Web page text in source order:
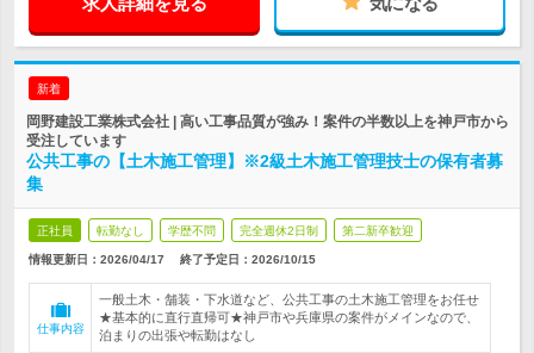
新着
岡野建設工業株式会社 | 高い工事品質が強み！案件の半数以上を神戸市から
受注しています
公共工事の【土木施工管理】※2級土木施工管理技士の保有者募
集
正社員 転勤なし 学歴不問 完全週休2日制 第二新卒歓迎
情報更新日：2026/04/17 終了予定日： 2026/10/15
仕事内容
一般土木・舗装・下水道など、公共工事の土木施工管理をお任せ
★基本的に直行直帰可★神戸市や兵庫県の案件がメインなので、
泊まりの出張や転勤はなし